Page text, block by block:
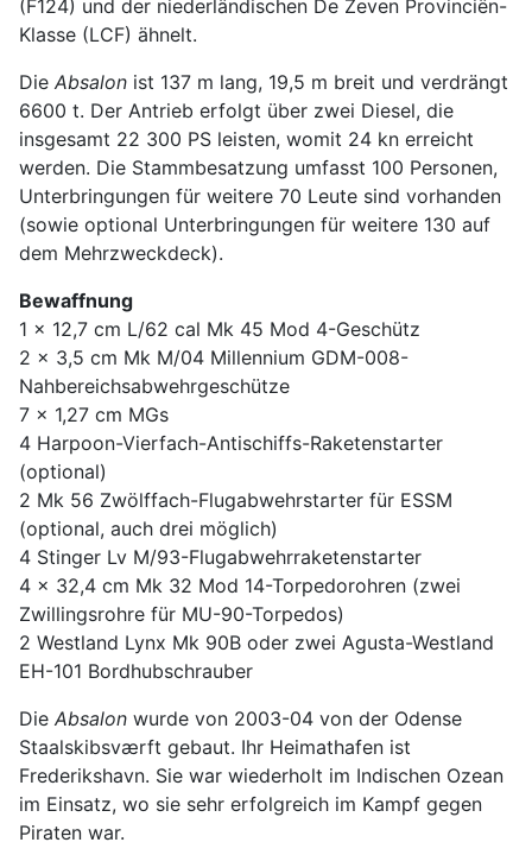
(F124) und der niederländischen De Zeven Provinciën-
Klasse (LCF) ähnelt.
Die Absalon ist 137 m lang, 19,5 m breit und verdrängt
6600 t. Der Antrieb erfolgt über zwei Diesel, die
insgesamt 22 300 PS leisten, womit 24 kn erreicht
werden. Die Stammbesatzung umfasst 100 Personen,
Unterbringungen für weitere 70 Leute sind vorhanden
(sowie optional Unterbringungen für weitere 130 auf
dem Mehrzweckdeck).
Bewaffnung
1 x 12,7 cm L/62 cal Mk 45 Mod 4-Geschütz
2 x 3,5 cm Mk M/04 Millennium GDM-008-
Nahbereichsabwehrgeschütze
7 x 1,27 cm MGs
4 Harpoon-Vierfach-Antischiffs-Raketenstarter
(optional)
2 Mk 56 Zwölffach-Flugabwehrstarter für ESSM
(optional, auch drei möglich)
4 Stinger Lv M/93-Flugabwehrraketenstarter
4 x 32,4 cm Mk 32 Mod 14-Torpedorohren (zwei
Zwillingsrohre für MU-90-Torpedos)
2 Westland Lynx Mk 90B oder zwei Agusta-Westland
EH-101 Bordhubschrauber
Die Absalon wurde von 2003-04 von der Odense
Staalskibsværft gebaut. Ihr Heimathafen ist
Frederikshavn. Sie war wiederholt im Indischen Ozean
im Einsatz, wo sie sehr erfolgreich im Kampf gegen
Piraten war.